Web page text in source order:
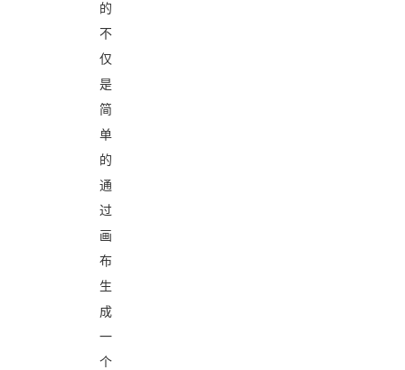
的
不
仅
是
简
单
的
通
过
画
布
生
成
一
个